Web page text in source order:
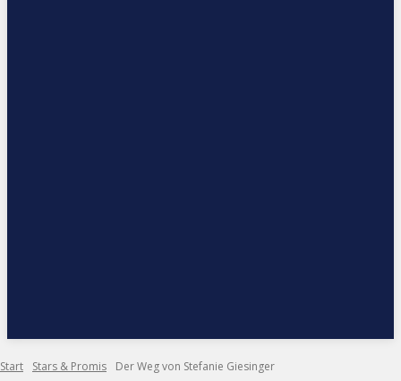
Start Stars & Promis Der Weg von Stefanie Giesinger